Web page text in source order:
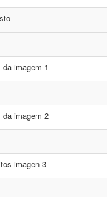
imagem 1
da imagem 2
imagen 3